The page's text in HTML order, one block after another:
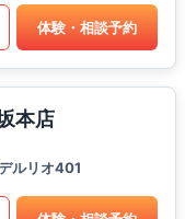
体験・相談予約
本店
ルリオ401